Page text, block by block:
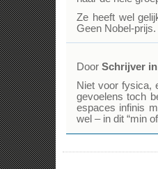
Ze heeft wel
Geen Nobel-
Door Schrijver
Niet voor fysica,
gevoelens toch
espaces infinis
wel – in dit “min